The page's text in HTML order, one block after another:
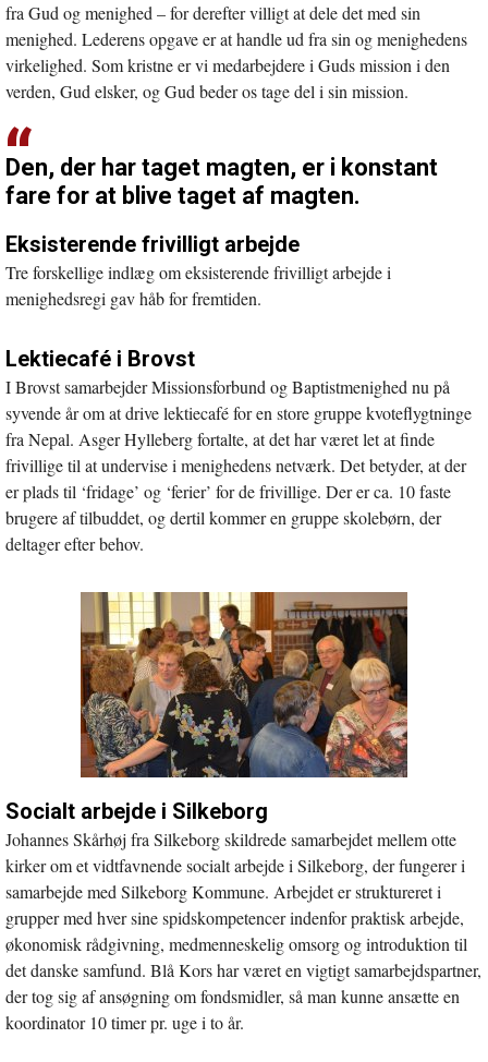
fra Gud og menighed – for derefter villigt at dele det med sin
menighed. Lederens opgave er at handle ud fra sin og menighedens
virkelighed. Som kristne er vi medarbejdere i Guds mission i den
verden, Gud elsker, og Gud beder os tage del i sin mission.
Den, der har taget magten, er i konstant
fare for at blive taget af magten.
Eksisterende frivilligt arbejde
Tre forskellige indlæg om eksisterende frivilligt arbejde i
menighedsregi gav håb for fremtiden.
Lektiecafé i Brovst
I Brovst samarbejder Missionsforbund og Baptistmenighed nu på
syvende år om at drive lektiecafé for en store gruppe kvoteflygtninge
fra Nepal. Asger Hylleberg fortalte, at det har været let at finde
frivillige til at undervise i menighedens netværk. Det betyder, at der
er plads til ‘fridage’ og ‘ferier’ for de frivillige. Der er ca. 10 faste
brugere af tilbuddet, og dertil kommer en gruppe skolebørn, der
deltager efter behov.
Socialt arbejde i Silkeborg
Johannes Skårhøj fra Silkeborg skildrede samarbejdet mellem otte
kirker om et vidtfavnende socialt arbejde i Silkeborg, der fungerer i
samarbejde med Silkeborg Kommune. Arbejdet er struktureret i
grupper med hver sine spidskompetencer indenfor praktisk arbejde,
økonomisk rådgivning, medmenneskelig omsorg og introduktion til
det danske samfund. Blå Kors har været en vigtigt samarbejdspartner,
der tog sig af ansøgning om fondsmidler, så man kunne ansætte en
koordinator 10 timer pr. uge i to år.